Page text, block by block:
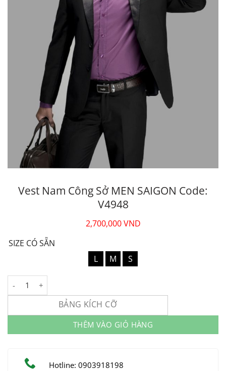
Vest Nam Công Sở MEN SAIGON Code:
V4948
2,700,000VND
SIZE CÓ SẴN
L
M S
Vest Nam Công Sở MEN SAIGON Code: V4948 số lượng
BẢNG KÍCH CỠ
THÊM VÀO GIỎ HÀNG
Hotline: 0903918198